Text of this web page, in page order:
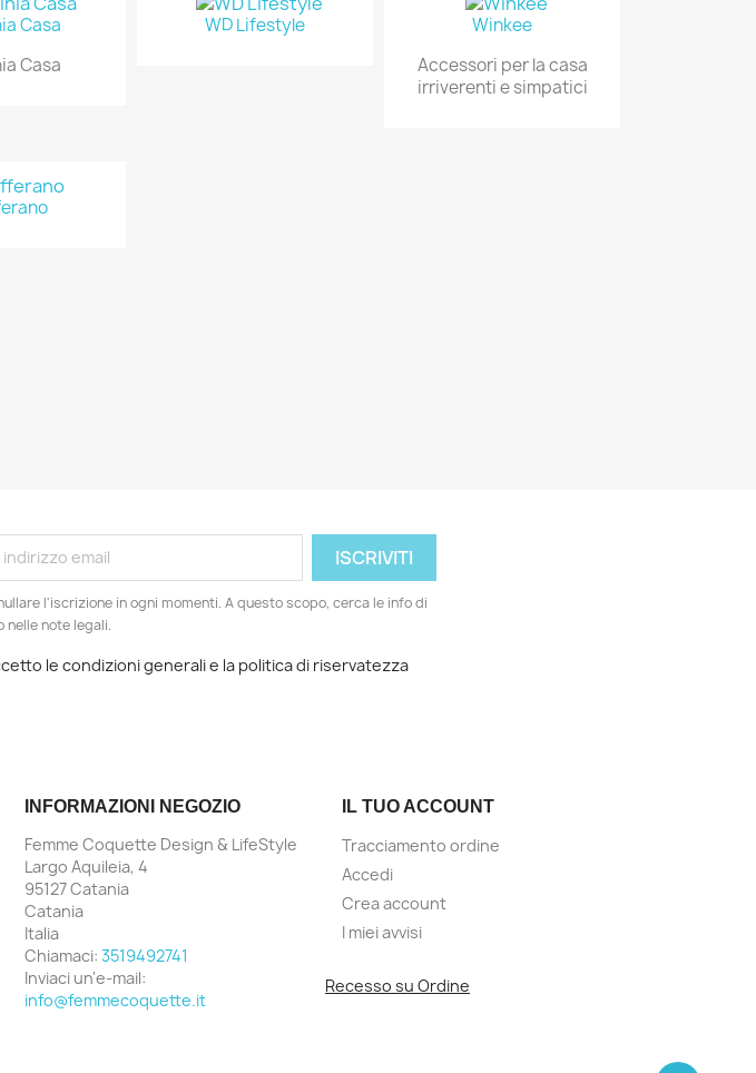
Casa
Casa
WD Lifestyle
Winkee
Accessori per la casa
irriverenti e simpatici
l'iscrizione in ogni momenti. A questo scopo, cerca le info di
nelle note legali.
le condizioni generali e la politica di riservatezza
INFORMAZIONI NEGOZIO
Femme Coquette Design & LifeStyle
Largo Aquileia, 4
95127 Catania
Catania
Italia
Chiamaci: 3519492741
Inviaci un'e-mail:
info@femmecoquette.it
IL TUO ACCOUNT
Tracciamento ordine
Accedi
Crea account
I miei avvisi
Recesso su Ordine